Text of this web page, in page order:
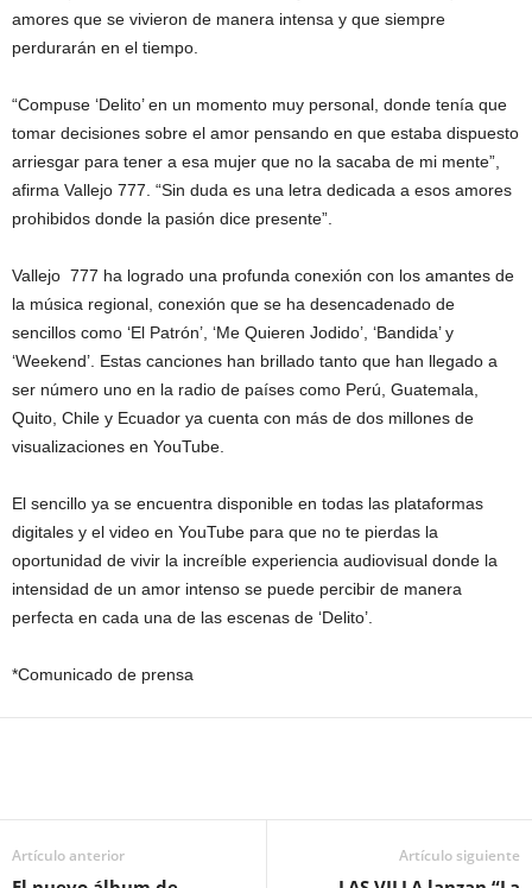
amores que se vivieron de manera intensa y que siempre
perdurarán en el tiempo.
“Compuse ‘Delito’ en un momento muy personal, donde tenía que
tomar decisiones sobre el amor pensando en que estaba dispuesto
arriesgar para tener a esa mujer que no la sacaba de mi mente”,
afirma Vallejo 777. “Sin duda es una letra dedicada a esos amores
prohibidos donde la pasión dice presente”.
Vallejo 777 ha logrado una profunda conexión con los amantes de
la música regional, conexión que se ha desencadenado de
sencillos como ‘El Patrón’, ‘Me Quieren Jodido’, ‘Bandida’ y
‘Weekend’. Estas canciones han brillado tanto que han llegado a
ser número uno en la radio de países como Perú, Guatemala,
Quito, Chile y Ecuador ya cuenta con más de dos millones de
visualizaciones en YouTube.
El sencillo ya se encuentra disponible en todas las plataformas
digitales y el video en YouTube para que no te pierdas la
oportunidad de vivir la increíble experiencia audiovisual donde la
intensidad de un amor intenso se puede percibir de manera
perfecta en cada una de las escenas de ‘Delito’.
*Comunicado de prensa
Artículo anterior Artículo siguiente